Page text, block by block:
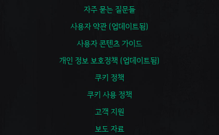
자주 묻는 질문들
사용자 약관 (업데이트됨)
사용자 콘텐츠 가이드
개인 정보 보호정책 (업데이트됨)
쿠키 정책
쿠키 사용 정책
고객 지원
보도 자료